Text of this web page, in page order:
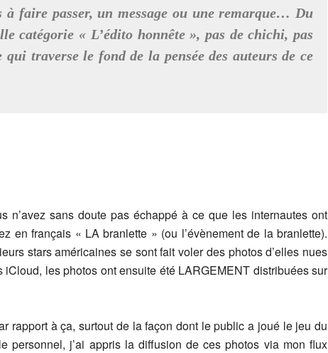
à faire passer, un message ou une remarque… Du
catégorie « L’édito honnête », pas de chichi, pas
traverse le fond de la pensée des auteurs de ce
n’avez sans doute pas échappé à ce que les internautes ont
en français « LA branlette » (ou l’évènement de la branlette).
stars américaines se sont fait voler des photos d’elles nues
les photos ont ensuite été LARGEMENT distribuées sur
rapport à ça, surtout de la façon dont le public a joué le jeu du
personnel, j’ai appris la diffusion de ces photos via mon flux